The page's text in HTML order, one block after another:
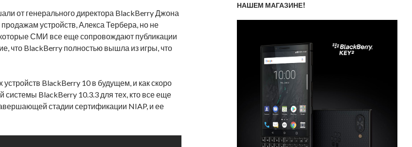
от генерального директора BlackBerry Джона
устройств, Алекса Тербера, но не
СМИ все еще сопровождают публикации
что BlackBerry полностью вышла из игры, что
BlackBerry 10 в будущем, и как скоро
BlackBerry 10.3.3 для тех, кто все еще
стадии сертификации NIAP, и ее
НАШЕМ МАГАЗИНЕ!